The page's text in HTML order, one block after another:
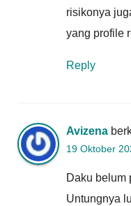
risikonya
yang profile
Reply
Avizena
19 Oktober
Daku belum
Untungnya